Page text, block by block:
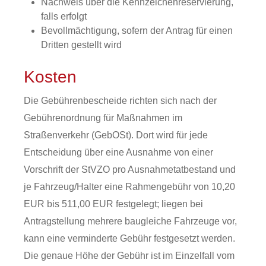
Nachweis über die Kennzeichenreservierung,
falls erfolgt
Bevollmächtigung, sofern der Antrag für einen
Dritten gestellt wird
Kosten
Die Gebührenbescheide richten sich nach der
Gebührenordnung für Maßnahmen im
Straßenverkehr (GebOSt). Dort wird für jede
Entscheidung über eine Ausnahme von einer
Vorschrift der StVZO pro Ausnahmetatbestand und
je Fahrzeug/Halter eine Rahmengebühr von 10,20
EUR bis 511,00 EUR festgelegt; liegen bei
Antragstellung mehrere baugleiche Fahrzeuge vor,
kann eine verminderte Gebühr festgesetzt werden.
Die genaue Höhe der Gebühr ist im Einzelfall vom